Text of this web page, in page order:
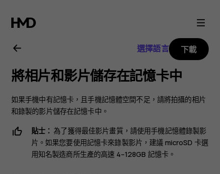
Nokia
8.1
用
戶
指
南
選擇語言 下載
將相片和影片儲存在記憶卡中
如果手機中有記憶卡，且手機記憶體空間不足，請將拍攝的相片
和錄製的影片儲存在記憶卡中。
貼士： 為了獲得最佳影片畫質，請使用手機記憶體錄製影
片。如果您要使用記憶卡來錄製影片，建議 microSD 卡選
用知名製造商所生產的高速 4–128GB 記憶卡。